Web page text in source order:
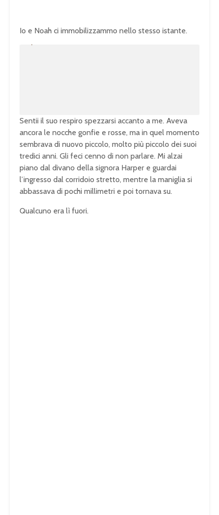
Io e Noah ci immobilizzammo nello stesso istante.
Sentii il suo respiro spezzarsi accanto a me. Aveva
ancora le nocche gonfie e rosse, ma in quel momento
sembrava di nuovo piccolo, molto più piccolo dei suoi
tredici anni. Gli feci cenno di non parlare. Mi alzai
piano dal divano della signora Harper e guardai
l’ingresso dal corridoio stretto, mentre la maniglia si
abbassava di pochi millimetri e poi tornava su.
Qualcuno era lì fuori.